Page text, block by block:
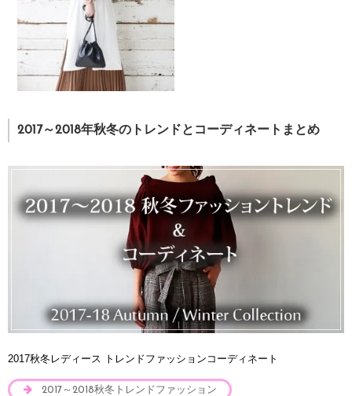
2017～2018年秋冬のトレンドとコーディネートまとめ
2017秋冬レディース トレンドファッションコーディネート
2017～2018秋冬トレンドファッション